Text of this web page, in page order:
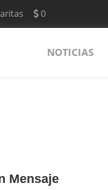
0
NOTICIAS
Mensaje